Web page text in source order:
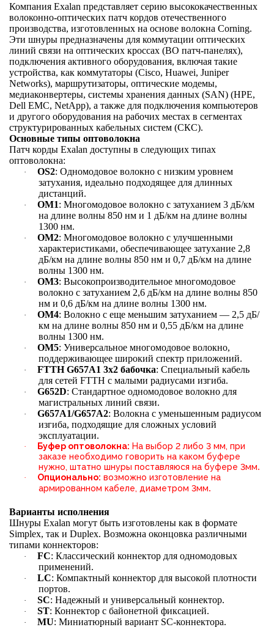
Компания Exalan представляет серию высококачественных
волоконно-оптических патч кордов отечественного
производства, изготовленных на основе волокна Corning.
Эти шнуры предназначены для коммутации оптических
линий связи на оптических кроссах (ВО патч-панелях),
подключения активного оборудования, включая такие
устройства, как коммутаторы (Cisco, Huawei, Juniper
Networks), маршрутизаторы, оптические модемы,
медиаконвертеры, системы хранения данных (SAN) (HPE,
Dell EMC, NetApp), а также для подключения компьютеров
и другого оборудования на рабочих местах в сегментах
структурированных кабельных систем (СКС).
Основные типы оптоволокна
Патч корды Exalan доступны в следующих типах
оптоволокна:
· OS2: Одномодовое волокно с низким уровнем
затухания, идеально подходящее для длинных
дистанций.
· OM1: Многомодовое волокно с затуханием 3 дБ/км
на длине волны 850 нм и 1 дБ/км на длине волны
1300 нм.
· OM2: Многомодовое волокно с улучшенными
характеристиками, обеспечивающее затухание 2,8
дБ/км на длине волны 850 нм и 0,7 дБ/км на длине
волны 1300 нм.
· OM3: Высокопроизводительное многомодовое
волокно с затуханием 2,6 дБ/км на длине волны 850
нм и 0,6 дБ/км на длине волны 1300 нм.
· OM4: Волокно с еще меньшим затуханием — 2,5 дБ/
км на длине волны 850 нм и 0,55 дБ/км на длине
волны 1300 нм.
· OM5: Универсальное многомодовое волокно,
поддерживающее широкий спектр приложений.
· FTTH G657A1 3х2 бабочка: Специальный кабель
для сетей FTTH с малыми радиусами изгиба.
· G652D: Стандартное одномодовое волокно для
магистральных линий связи.
· G657A1/G657A2: Волокна с уменьшенным радиусом
изгиба, подходящие для сложных условий
эксплуатации.
· Буфер оптоволокна: На выбор 2 либо 3 мм, при
заказе необходимо говорить на каком буфере
нужно, штатно шнуры поставляюся на буфере 3мм.
· Опционально: возможно изготовление на
армированном кабеле, диаметром 3мм.
Варианты исполнения
Шнуры Exalan могут быть изготовлены как в формате
Simplex, так и Duplex. Возможна оконцовка различными
типами коннекторов:
· FC: Классический коннектор для одномодовых
применений.
· LC: Компактный коннектор для высокой плотности
портов.
· SC: Надежный и универсальный коннектор.
· ST: Коннектор с байонетной фиксацией.
· MU: Миниатюрный вариант SC-коннектора.